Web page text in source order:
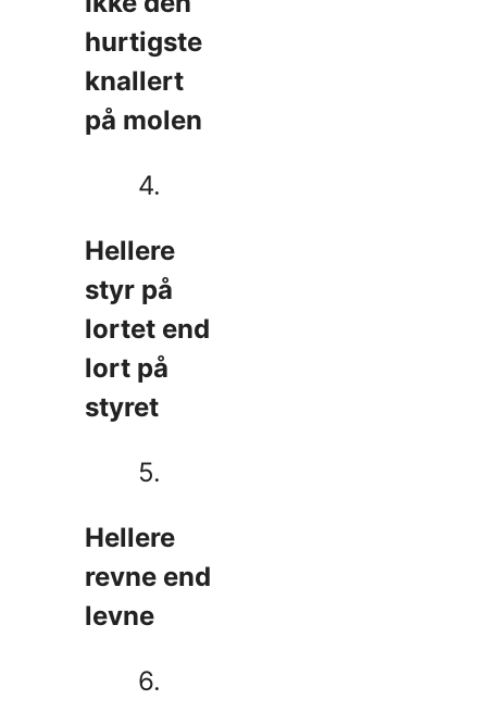
hurtigste
knallert
på molen
4.
Hellere
styr på
lortet end
lort på
styret
5.
Hellere
revne end
levne
6.